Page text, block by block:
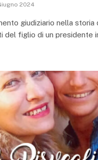
2024
giudiziario nella storia
del figlio di un presidente